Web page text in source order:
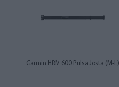
Garmin HRM 600 Pulsa Josta (M-L)